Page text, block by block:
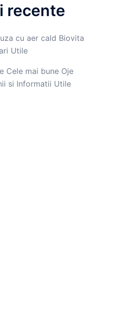
recente
cu aer cald Biovita
Utile
Cele mai bune Oje
si Informatii Utile